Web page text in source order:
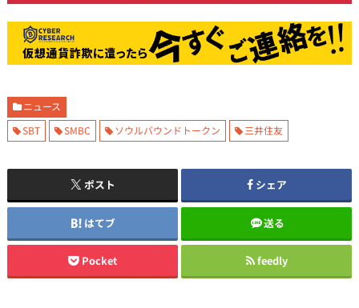
ニュース
SBT
SMBC ソウルバウンドトークン 三井住友
ポスト シェア
はてブ 送る
Pocket feedly